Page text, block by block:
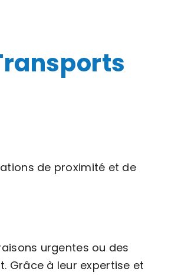
de proximité et de
urgentes ou des
Grâce à leur expertise et